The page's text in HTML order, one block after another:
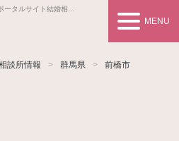
タルサイト結婚相談所事業者情報や婚活お見合いの悩み、対策を紹介します。
MENU
談所情報 群馬県 前橋市